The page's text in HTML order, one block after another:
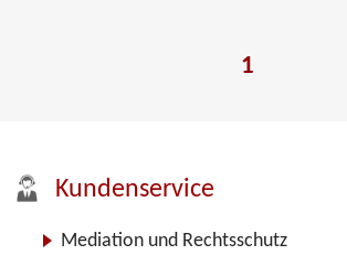
1
Kundenservice
Mediation und Rechtsschutz